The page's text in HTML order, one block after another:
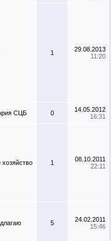
1
29.08.2013
11:20
СЦБ 0
14.05.2012
16:31
хозяйство 1
08.10.2011
22:11
5
24.02.2011
15:46